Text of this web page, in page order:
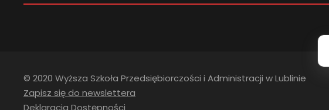
© 2020 Wyższa Szkoła Przedsiębiorczości i Administracji w Lublinie
Zapisz się do newslettera